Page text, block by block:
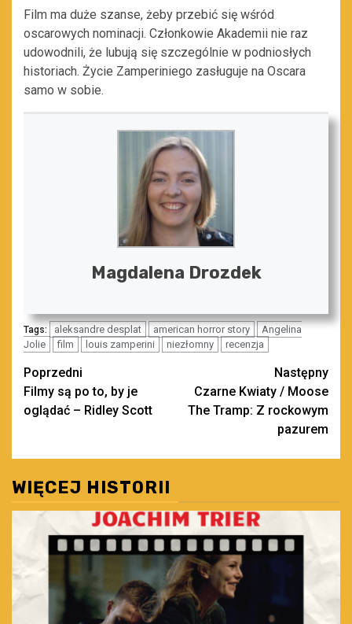
Film ma duże szanse, żeby przebić się wśród
oscarowych nominacji. Członkowie Akademii nie raz
udowodnili, że lubują się szczególnie w podniosłych
historiach. Życie Zamperiniego zasługuje na Oscara
samo w sobie.
Magdalena Drozdek
Tags: aleksandre desplat american horror story
Angelina
Jolie
film louis zamperini niezłomny recenzja
Zobacz
wpisy
Poprzedni
Filmy są po to, by je
oglądać – Ridley Scott
Następny
Czarne Kwiaty / Moose
The Tramp: Z rockowym
pazurem
WIĘCEJ HISTORII